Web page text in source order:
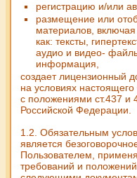
регистрацию и/или
размещение или
материалов,
как: тексты,
аудио и видео-
информация,
создает лицензионный
на условиях
с положениями ст.437 и
Российской Федерации.
1.2. Обязательным
является
Пользователем,
требований и